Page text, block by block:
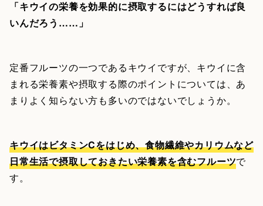
「キウイの栄養を効果的に摂取するにはどうすれば良
いんだろう……」
定番フルーツの一つであるキウイですが、キウイに含
まれる栄養素や摂取する際のポイントについては、あ
まりよく知らない方も多いのではないでしょうか。
キウイはビタミンCをはじめ、食物繊維やカリウムなど
日常生活で摂取しておきたい栄養素を含むフルーツで
す。